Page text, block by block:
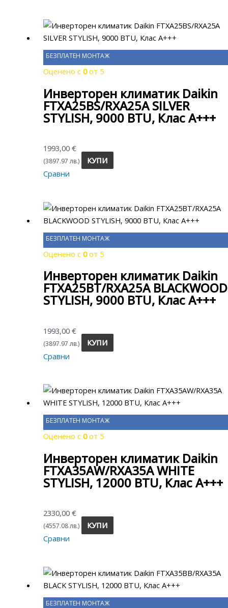
БЕЗПЛАТЕН МОНТАЖ
Оценено с0от 5
Инверторен климатик Daikin
FTXA25BS/RXA25A SILVER
STYLISH, 9000 BTU, Клас A+++
1993,00€
(3897.97 лв.)
КУПИ
Сравни
БЕЗПЛАТЕН МОНТАЖ
Оценено с0от 5
Инверторен климатик Daikin
FTXA25BT/RXA25A BLACKWOOD
STYLISH, 9000 BTU, Клас A+++
1993,00€
(3897.97 лв.)
КУПИ
Сравни
БЕЗПЛАТЕН МОНТАЖ
Оценено с0от 5
Инверторен климатик Daikin
FTXA35AW/RXA35A WHITE
STYLISH, 12000 BTU, Клас A+++
2330,00€
(4557.08 лв.)
КУПИ
Сравни
БЕЗПЛАТЕН МОНТАЖ